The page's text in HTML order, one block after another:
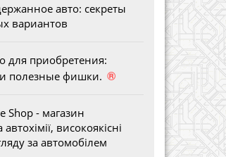
авто: секреты
вариантов
для приобретения:
полезные фишки. ®
Shop - магазин
високоякісні
за автомобілем